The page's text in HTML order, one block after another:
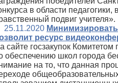
в области
подвиг учителя».
25.11.2020
ресурс
сайте госзакупок
обеспечению школ города
на то, что данная